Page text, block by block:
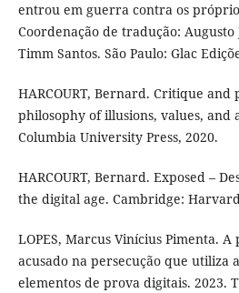
entrou em guerra contra os
Coordenação de tradução:
Timm Santos. São Paulo: Glac
HARCOURT, Bernard. Critique and
philosophy of illusions, values, and
Columbia University Press, 2020.
HARCOURT, Bernard. Exposed –
the digital age. Cambridge:
LOPES, Marcus Vinícius Pimenta.
acusado na persecução que utiliza
elementos de prova digitais. 2023.